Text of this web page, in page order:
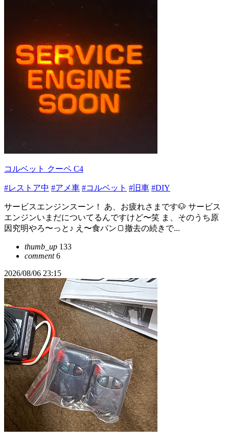
コルベット クーペ C4
#レストア中 #アメ車 #コルベット #旧車 #DIY
サービスエンジンスーン！ あ、お疲れさまです🐶 サービス
エンジンいまだについてるんですけど〜笑 ま、そのうち原
因究明やろ〜っと♪ え〜食パン🍞撤去の続きで...
thumb_up 133
comment6
2026/08/06 23:15